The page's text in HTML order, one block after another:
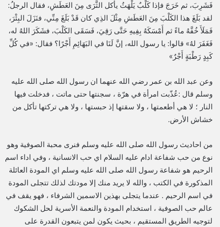
فَشَرِبَ، ثم خَرَجَ فإذا كَلْبٌ يَلْهَثُ يأكل الثَّرَى مِنَ العَطَشِ، فقال الرجلُ:
لقد بَلَغَ هذا الكَلْبَ مِنَ العَطَشِ مِثْلَ الذِي كان قَدْ بَلَغَ مِنِّي، فنَزَلَ البِئْرَ،
فَمَلَأَ خُفَّهُ ماءً ثم أَمْسَكَهُ بِفِيهِ حَتَّى رَقِيَ، فَسَقَى الكَلْبَ، فشَكَرَ اللهُ له،
فَغَفَرَ لهُ» قالوا: يا رسول الله، إنَّ لَنَا في البَهَائِمِ أَجْرًا؟ فقال: «في كُلِّ
كَبِدٍ رَطْبَةٍ أَجْرٌ»
وعن عبد الله بن عمر رضي الله عنهما ان رسول الله صلى الله عليه
وسلم قال :عُذّبت امرأة في هرّة ، سجنتها حتى ماتت ، فدخلت فيها
النار ؛ لا هي أطعمتها ، ولا سقتها إذ حبستها ، ولا هي تركتها تأكل من
خشاش الأرض.
من احاديث رسول الله صلى الله عليه وسلم فنرى محبة الصوفية وهو
نوع من حب شفاعة ادام عليه السلام اي حب الانسانية ، وفي اداء اسم
الرحيم هو شفاعة رسول الله صلى الله عليه وسلم اي المودة العائلة
المذكورة في الكتب ، والله لا يريد منك إلا مودتك لذلك تتجلى المودة
في اسم الرحيم . عندما يتجلى بهذين الاسمين الشرفاء ، فهو يقف في
عالم حب الصوفية ، استخدام المودة والنعمة الأسرية لحل الشكوك
لتوجيه الطريق المستقيم ، بحيث يكون لمن يتبعون القدرة على